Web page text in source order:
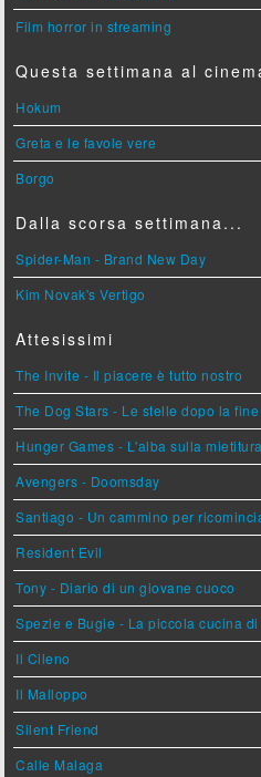
Film horror in streaming
Questa settimana al
Hokum
Greta e le favole vere
Borgo
Dalla scorsa settimana...
Spider-Man - Brand New Day
Kim Novak's Vertigo
Attesissimi
The Invite - Il piacere è tutto nostro
The Dog Stars - Le stelle dopo la fine
Hunger Games - L'alba sulla mietitura
Avengers - Doomsday
Santiago - Un cammino per
Resident Evil
Tony - Diario di un giovane cuoco
Spezie e Bugie - La piccola cucina di
Il Cileno
Il Malloppo
Silent Friend
Calle Malaga